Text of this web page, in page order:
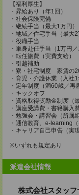
【福利厚生】
・昇給あり（年1回）
・社会保険完備
・継続手当（最大1万円）
・地域／住宅手当（最大2
・役職手当
・単身赴任手当（1万円
・転任旅費（実費支給）
・引越補助
・寮・社宅制度 家賃の
・育児・介護休業（入社1
・定年制度（満60歳／再
・キックオフ
・資格取得奨励金制度（
・講座受講費・書籍購入
・勉強会・講習会（所属
・通信教育、e-learning（
・キャリア自己申告（実
※いずれも規定あり
派遣会社情報
株式会社スタッ